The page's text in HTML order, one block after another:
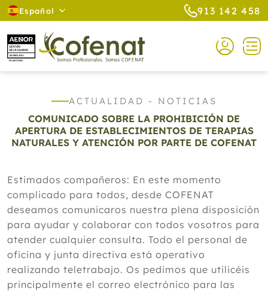
Español 913 142 458
ACTUALIDAD - NOTICIAS
COMUNICADO SOBRE LA PROHIBICIÓN DE
APERTURA DE ESTABLECIMIENTOS DE TERAPIAS
NATURALES Y ATENCIÓN POR PARTE DE COFENAT
Estimados compañeros: En este momento
complicado para todos, desde COFENAT
deseamos comunicaros nuestra plena disposición
para ayudar y colaborar con todos vosotros para
atender cualquier consulta. Todo el personal de
oficina y junta directiva está operativo
realizando teletrabajo. Os pedimos que utilicéis
principalmente el correo electrónico para las